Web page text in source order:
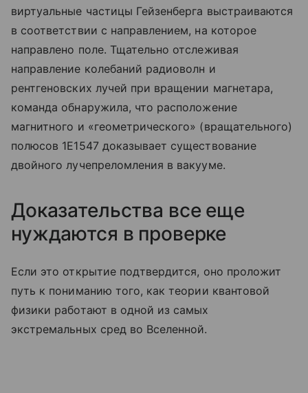
виртуальные частицы Гейзенберга выстраиваются
в соответствии с направлением, на которое
направлено поле. Тщательно отслеживая
направление колебаний радиоволн и
рентгеновских лучей при вращении магнетара,
команда обнаружила, что расположение
магнитного и «геометрического» (вращательного)
полюсов 1E1547 доказывает существование
двойного лучепреломления в вакууме.
Доказательства все еще
нуждаются в проверке
Если это открытие подтвердится, оно проложит
путь к пониманию того, как теории квантовой
физики работают в одной из самых
экстремальных сред во Вселенной.